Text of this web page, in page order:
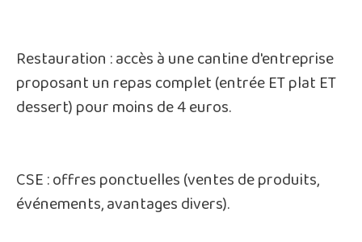
Restauration : accès à une cantine d'entreprise
proposant un repas complet (entrée ET plat ET
dessert) pour moins de 4 euros.
CSE : offres ponctuelles (ventes de produits,
événements, avantages divers).